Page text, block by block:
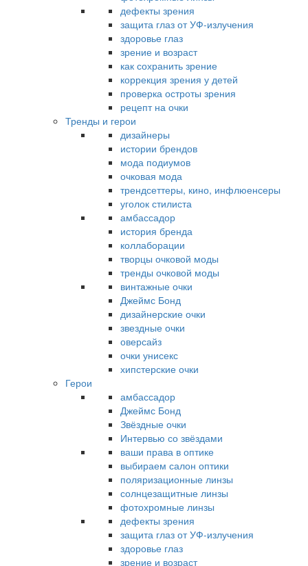
дефекты зрения
защита глаз от УФ-излучения
здоровье глаз
зрение и возраст
как сохранить зрение
коррекция зрения у детей
проверка остроты зрения
рецепт на очки
Тренды и герои
дизайнеры
истории брендов
мода подиумов
очковая мода
трендсеттеры, кино, инфлюенсеры
уголок стилиста
амбассадор
история бренда
коллаборации
творцы очковой моды
тренды очковой моды
винтажные очки
Джеймс Бонд
дизайнерские очки
звездные очки
оверсайз
очки унисекс
хипстерские очки
Герои
амбассадор
Джеймс Бонд
Звёздные очки
Интервью со звёздами
ваши права в оптике
выбираем салон оптики
поляризационные линзы
солнцезащитные линзы
фотохромные линзы
дефекты зрения
защита глаз от УФ-излучения
здоровье глаз
зрение и возраст